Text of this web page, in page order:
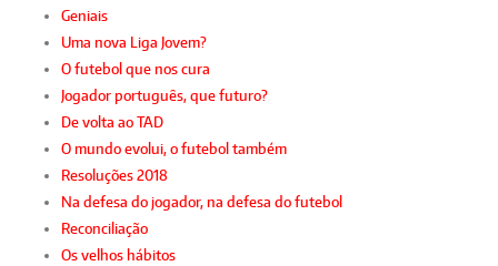
Geniais
Uma nova Liga Jovem?
O futebol que nos cura
Jogador português, que futuro?
De volta ao TAD
O mundo evolui, o futebol também
Resoluções 2018
Na defesa do jogador, na defesa do futebol
Reconciliação
Os velhos hábitos